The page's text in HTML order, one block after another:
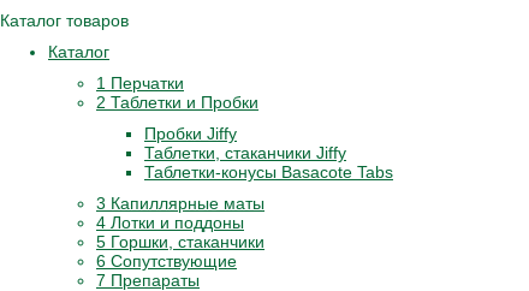
Каталог товаров
Каталог
1 Перчатки
2 Таблетки и Пробки
Пробки Jiffy
Таблетки, стаканчики Jiffy
Таблетки-конусы Basacote Tabs
3 Капиллярные маты
4 Лотки и поддоны
5 Горшки, стаканчики
6 Сопутствующие
7 Препараты